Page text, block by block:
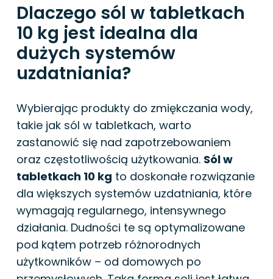
Dlaczego sól w tabletkach
10 kg jest idealna dla
dużych systemów
uzdatniania?
Wybierając produkty do zmiękczania wody,
takie jak sól w tabletkach, warto
zastanowić się nad zapotrzebowaniem
oraz częstotliwością użytkowania. Sól w
tabletkach 10 kg to doskonałe rozwiązanie
dla większych systemów uzdatniania, które
wymagają regularnego, intensywnego
działania. Dudności te są optymalizowane
pod kątem potrzeb różnorodnych
użytkowników – od domowych po